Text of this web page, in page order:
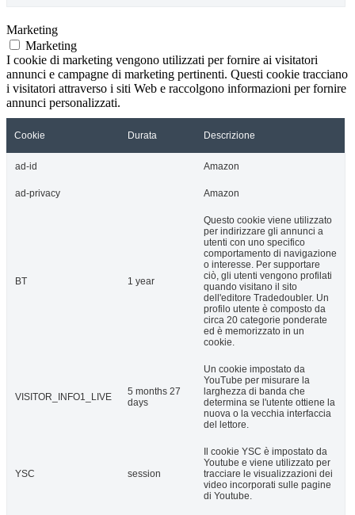
Marketing
Marketing
I cookie di marketing vengono utilizzati per fornire ai visitatori
annunci e campagne di marketing pertinenti. Questi cookie tracciano
i visitatori attraverso i siti Web e raccolgono informazioni per fornire
annunci personalizzati.
Cookie Durata Descrizione
ad-id Amazon
ad-privacy Amazon
BT 1 year
Questo cookie viene utilizzato
per indirizzare gli annunci a
utenti con uno specifico
comportamento di navigazione
o interesse. Per supportare
ciò, gli utenti vengono profilati
quando visitano il sito
dell'editore Tradedoubler. Un
profilo utente è composto da
circa 20 categorie ponderate
ed è memorizzato in un
cookie.
VISITOR_INFO1_LIVE
5 months 27
days
Un cookie impostato da
YouTube per misurare la
larghezza di banda che
determina se l'utente ottiene la
nuova o la vecchia interfaccia
del lettore.
YSC session
Il cookie YSC è impostato da
Youtube e viene utilizzato per
tracciare le visualizzazioni dei
video incorporati sulle pagine
di Youtube.